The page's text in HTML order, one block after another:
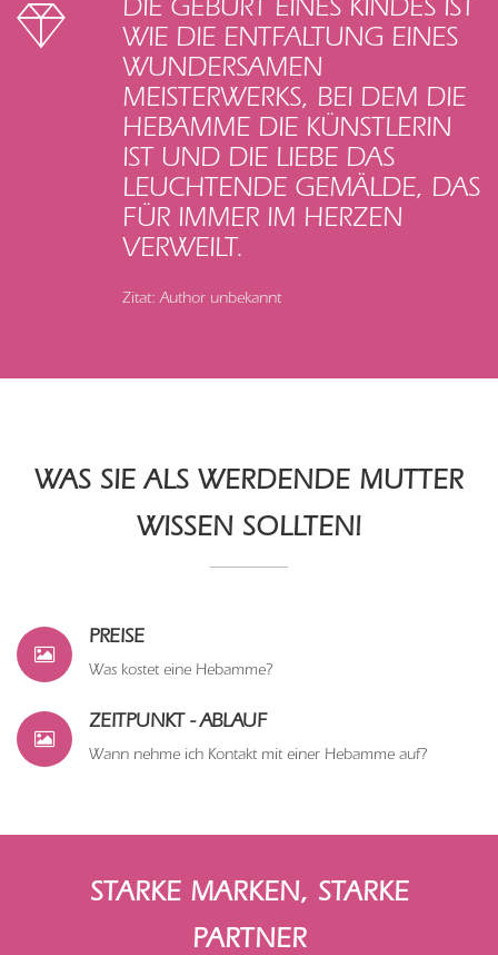
DIE GEBURT EINES KINDES IST
WIE DIE ENTFALTUNG EINES
WUNDERSAMEN
MEISTERWERKS, BEI DEM DIE
HEBAMME DIE KÜNSTLERIN
IST UND DIE LIEBE DAS
LEUCHTENDE GEMÄLDE, DAS
FÜR IMMER IM HERZEN
VERWEILT.
Zitat: Author unbekannt
WAS SIE ALS WERDENDE MUTTER
WISSEN SOLLTEN!
PREISE
Was kostet eine Hebamme?
ZEITPUNKT - ABLAUF
Wann nehme ich Kontakt mit einer Hebamme auf?
STARKE MARKEN, STARKE
PARTNER